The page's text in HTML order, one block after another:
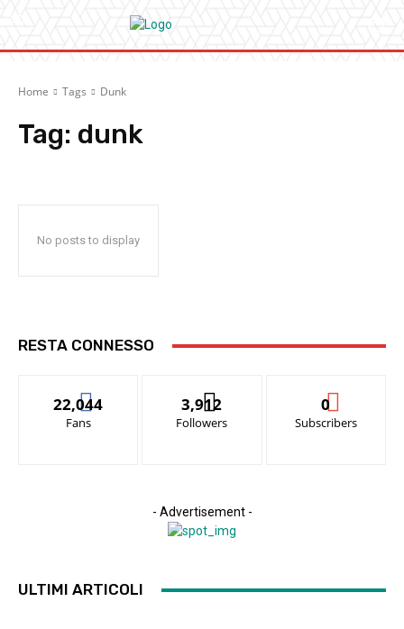
Home Tags Dunk
Tag: dunk
No posts to display
RESTA CONNESSO
22,044
Fans
3,912
Followers
0
Subscribers
- Advertisement -
ULTIMI ARTICOLI